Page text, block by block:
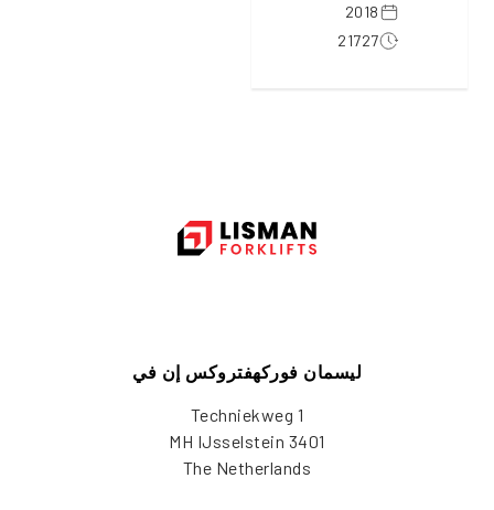
2018
21727
ليسمان فوركهفتروكس إن في
Techniekweg 1
3401 MH IJsselstein
The Netherlands